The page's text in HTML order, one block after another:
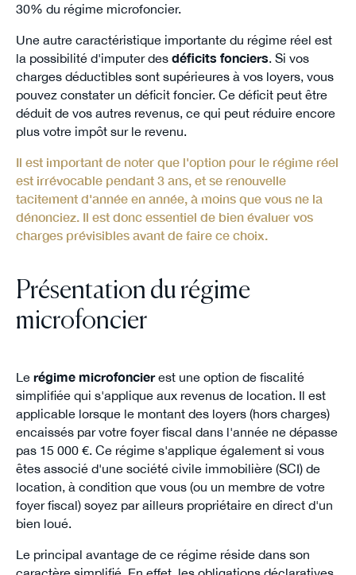
30% du régime microfoncier.
Une autre caractéristique importante du régime réel est
la possibilité d'imputer des déficits fonciers. Si vos
charges déductibles sont supérieures à vos loyers, vous
pouvez constater un déficit foncier. Ce déficit peut être
déduit de vos autres revenus, ce qui peut réduire encore
plus votre impôt sur le revenu.
Il est important de noter que l'option pour le régime réel
est irrévocable pendant 3 ans, et se renouvelle
tacitement d'année en année, à moins que vous ne la
dénonciez. Il est donc essentiel de bien évaluer vos
charges prévisibles avant de faire ce choix.
Présentation du régime
microfoncier
Le régime microfoncierest une option de fiscalité
simplifiée qui s'applique aux revenus de location. Il est
applicable lorsque le montant des loyers (hors charges)
encaissés par votre foyer fiscal dans l'année ne dépasse
pas 15 000 €. Ce régime s'applique également si vous
êtes associé d'une société civile immobilière (SCI) de
location, à condition que vous (ou un membre de votre
foyer fiscal) soyez par ailleurs propriétaire en direct d'un
bien loué.
Le principal avantage de ce régime réside dans son